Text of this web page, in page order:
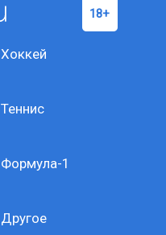
Хоккей
Теннис
Формула-1
Другое